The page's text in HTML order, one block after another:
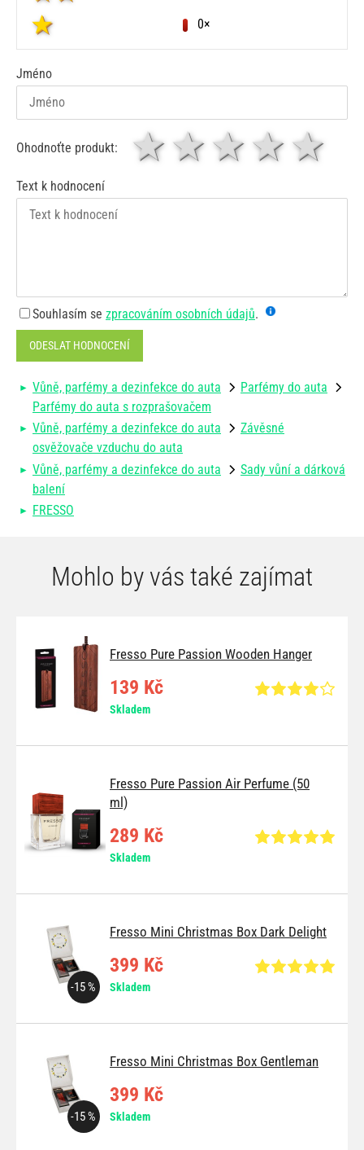
0×
Jméno
Ohodnoťte produkt: 4
3
2 hvězdy
1 hvězda
Text k hodnocení
Souhlasím se zpracováním osobních údajů.
ODESLAT HODNOCENÍ
Vůně, parfémy a dezinfekce do auta
Parfémy do auta
Parfémy do auta s rozprašovačem
Vůně, parfémy a dezinfekce do auta
Závěsné
osvěžovače vzduchu do auta
Vůně, parfémy a dezinfekce do auta
Sady vůní a dárková
balení
FRESSO
Mohlo by vás také zajímat
Fresso Pure Passion Wooden Hanger
139 Kč
Skladem
Fresso Pure Passion Air Perfume (50
ml)
289 Kč
Skladem
Fresso Mini Christmas Box Dark Delight
-15 %
399 Kč
Skladem
Fresso Mini Christmas Box Gentleman
-15 %
399 Kč
Skladem